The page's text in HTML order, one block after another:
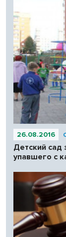
26.08.2016
Детский сад
упавшего с